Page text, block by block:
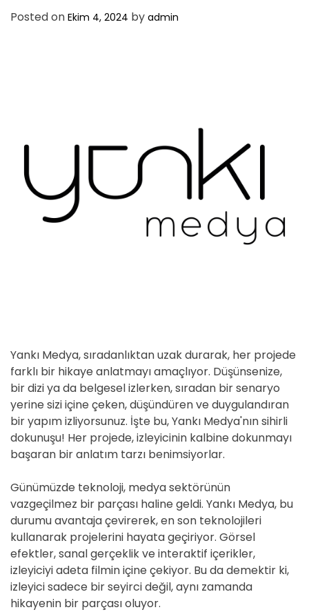
Posted on Ekim 4, 2024 by admin
Yankı Medya, sıradanlıktan uzak durarak, her projede
farklı bir hikaye anlatmayı amaçlıyor. Düşünsenize,
bir dizi ya da belgesel izlerken, sıradan bir senaryo
yerine sizi içine çeken, düşündüren ve duygulandıran
bir yapım izliyorsunuz. İşte bu, Yankı Medya'nın sihirli
dokunuşu! Her projede, izleyicinin kalbine dokunmayı
başaran bir anlatım tarzı benimsiyorlar.
Günümüzde teknoloji, medya sektörünün
vazgeçilmez bir parçası haline geldi. Yankı Medya, bu
durumu avantaja çevirerek, en son teknolojileri
kullanarak projelerini hayata geçiriyor. Görsel
efektler, sanal gerçeklik ve interaktif içerikler,
izleyiciyi adeta filmin içine çekiyor. Bu da demektir ki,
izleyici sadece bir seyirci değil, aynı zamanda
hikayenin bir parçası oluyor.